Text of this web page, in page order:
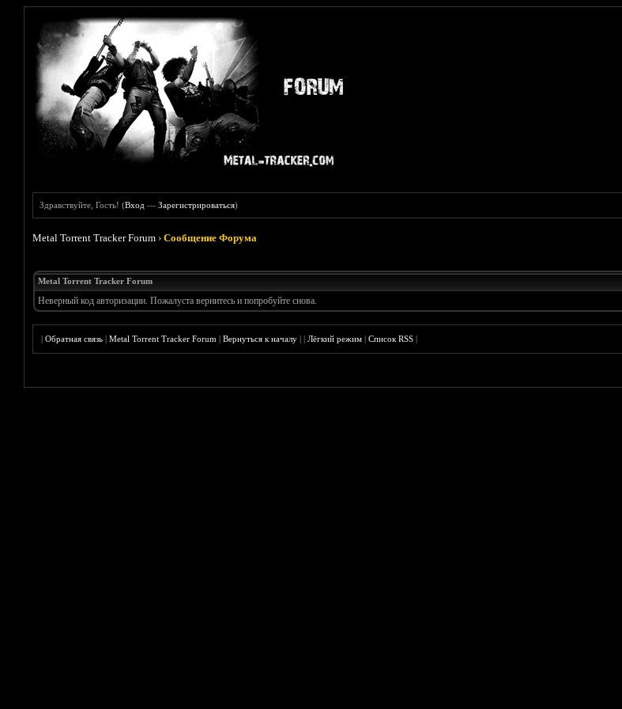
Здравствуйте, Гость! (Вход —Зарегистрироваться)
Metal Torrent Tracker Forum ›Сообщение Форума
Metal Torrent Tracker Forum
Неверный код авторизации. Пожалуста вернитесь и попробуйте снова.
|Обратная связь |Metal Torrent Tracker Forum |Вернуться к началу ||Лёгкий режим |Список RSS |